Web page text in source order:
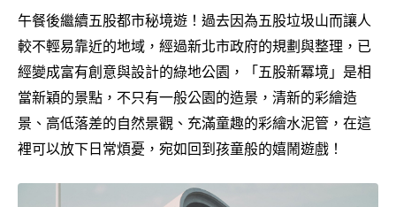
午餐後繼續五股都市秘境遊！過去因為五股垃圾山而讓人
較不輕易靠近的地域，經過新北市政府的規劃與整理，已
經變成富有創意與設計的綠地公園，「五股新冪境」是相
當新穎的景點，不只有一般公園的造景，清新的彩繪造
景、高低落差的自然景觀、充滿童趣的彩繪水泥管，在這
裡可以放下日常煩憂，宛如回到孩童般的嬉鬧遊戲！